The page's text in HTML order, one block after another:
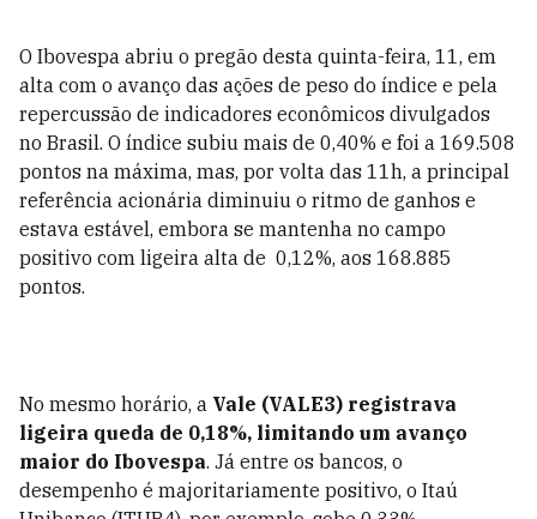
O Ibovespa abriu o pregão desta quinta-feira, 11, em
alta com o avanço das ações de peso do índice e pela
repercussão de indicadores econômicos divulgados
no Brasil. O índice subiu mais de 0,40% e foi a 169.508
pontos na máxima, mas, por volta das 11h, a principal
referência acionária diminuiu o ritmo de ganhos e
estava estável, embora se mantenha no campo
positivo com ligeira alta de 0,12%, aos 168.885
pontos.
No mesmo horário, a Vale (VALE3) registrava
ligeira queda de 0,18%, limitando um avanço
maior do Ibovespa. Já entre os bancos, o
desempenho é majoritariamente positivo, o Itaú